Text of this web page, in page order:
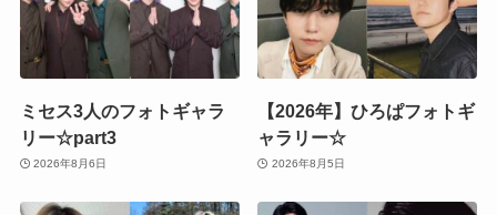
ミセス3人のフォトギャラ
リー☆part3
2026年8月6日
【2026年】ひろぱフォトギ
ャラリー☆
2026年8月5日